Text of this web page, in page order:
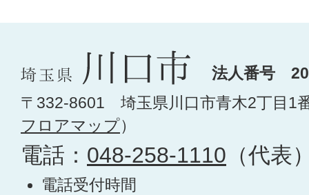
法人番号
〒332-8601 埼玉県川口市青木2丁目1
フロアマップ）
電話： 048-258-1110 （代表
電話受付時間